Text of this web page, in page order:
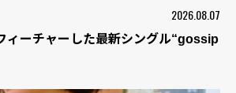
2026.08.07
ィーチャーした最新シングル“gossip